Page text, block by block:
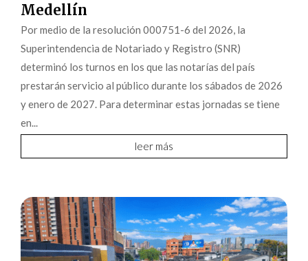
Medellín
Por medio de la resolución 000751-6 del 2026, la
Superintendencia de Notariado y Registro (SNR)
determinó los turnos en los que las notarías del país
prestarán servicio al público durante los sábados de 2026
y enero de 2027. Para determinar estas jornadas se tiene
en...
leer más